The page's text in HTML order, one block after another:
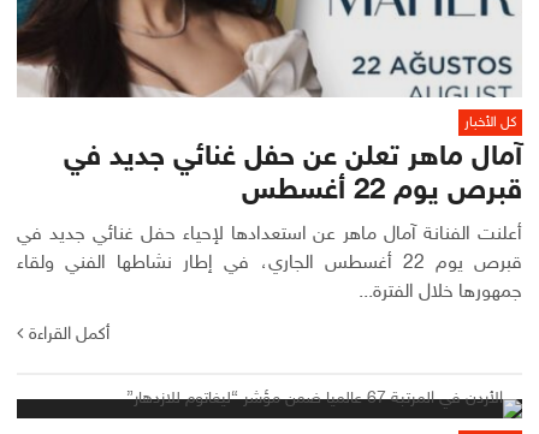
كل الأخبار
آمال ماهر تعلن عن حفل غنائي جديد في
قبرص يوم 22 أغسطس
أعلنت الفنانة آمال ماهر عن استعدادها لإحياء حفل غنائي جديد في
قبرص يوم 22 أغسطس الجاري، في إطار نشاطها الفني ولقاء
جمهورها خلال الفترة...
أكمل القراءة